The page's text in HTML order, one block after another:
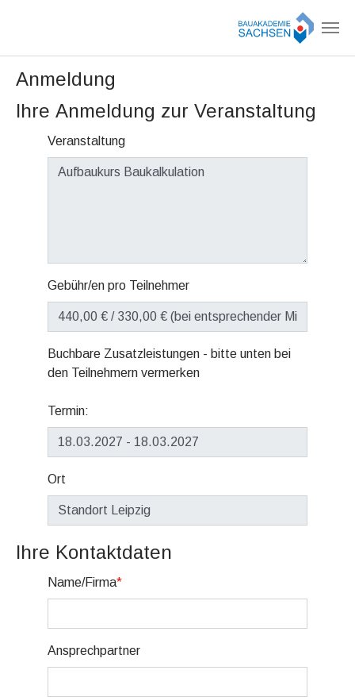
Anmeldung
Ihre Anmeldung zur Veranstaltung
Veranstaltung
Gebühr/en pro Teilnehmer
Buchbare Zusatzleistungen - bitte unten bei
den Teilnehmern vermerken
Termin:
Ort
Ihre Kontaktdaten
Name/Firma*
Ansprechpartner